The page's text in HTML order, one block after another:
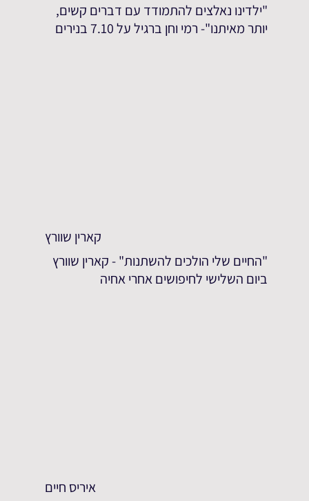
"ילדינו נאלצים להתמודד עם דברים קשים,
יותר מאיתנו"- רמי וחן ברגיל על 7.10 בנירים
קארין שוורץ
"החיים שלי הולכים להשתנות" - קארין שוורץ
ביום השלישי לחיפושים אחרי אחיה
איריס חיים